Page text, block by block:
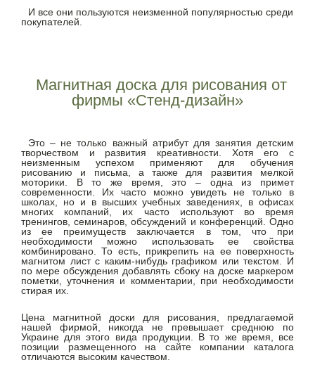
И все они пользуются неизменной популярностью среди
покупателей.
Магнитная доска для рисования от
фирмы «Стенд-дизайн»
Это – не только важный атрибут для занятия детским
творчеством и развития креативности. Хотя его с
неизменным успехом применяют для обучения
рисованию и письма, а также для развития мелкой
моторики. В то же время, это – одна из примет
современности. Их часто можно увидеть не только в
школах, но и в высших учебных заведениях, в офисах
многих компаний, их часто используют во время
тренингов, семинаров, обсуждений и конференций. Одно
из ее преимуществ заключается в том, что при
необходимости можно использовать ее свойства
комбинировано. То есть, прикрепить на ее поверхность
магнитом лист с каким-нибудь графиком или текстом. И
по мере обсуждения добавлять сбоку на доске маркером
пометки, уточнения и комментарии, при необходимости
стирая их.
Цена магнитной доски для рисования, предлагаемой
нашей фирмой, никогда не превышает среднюю по
Украине для этого вида продукции. В то же время, все
позиции размещенного на сайте компании каталога
отличаются высоким качеством.